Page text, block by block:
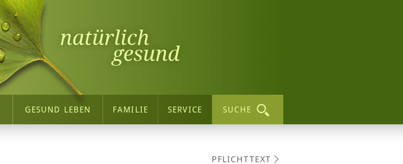
natürlich
gesund
GESUND LEBEN FAMILIE SERVICE SUCHE
PFLICHTTEXT